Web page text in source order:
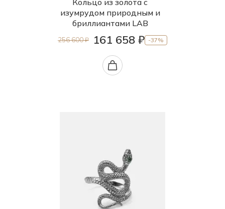
Кольцо из золота с
изумрудом природным и
бриллиантами LAB
256 600 ₽ 161 658 ₽ -37%